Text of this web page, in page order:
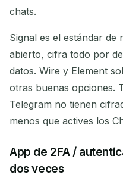
chats.
Signal es el estándar de
abierto, cifra todo por
datos. Wire y Element
otras buenas opciones.
Telegram no tienen
menos que actives los
App de 2FA /
dos veces